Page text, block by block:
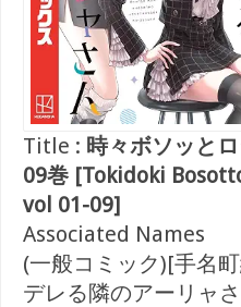
Title : 時々ボソッと
09巻 [Tokidoki
vol 01-09]
Associated Names
(一般コミック)[手名
デレる隣のアーリャ